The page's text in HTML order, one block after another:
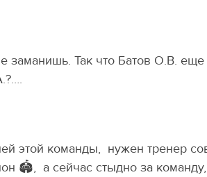
заманишь. Так что Батов О.В.
этой команды, нужен тренер
🏟, а сейчас стыдно за